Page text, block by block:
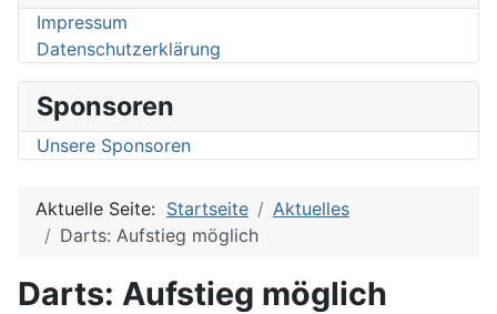
Impressum
Datenschutzerklärung
Sponsoren
Unsere Sponsoren
Aktuelle Seite: Startseite
Aktuelles
Darts: Aufstieg möglich
Darts: Aufstieg möglich